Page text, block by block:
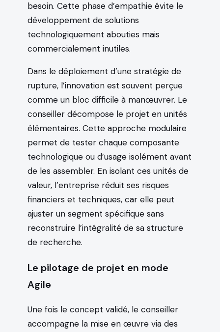
besoin. Cette phase d’empathie évite le
développement de solutions
technologiquement abouties mais
commercialement inutiles.
Dans le déploiement d’une stratégie de
rupture, l’innovation est souvent perçue
comme un bloc difficile à manœuvrer. Le
conseiller décompose le projet en unités
élémentaires. Cette approche modulaire
permet de tester chaque composante
technologique ou d’usage isolément avant
de les assembler. En isolant ces unités de
valeur, l’entreprise réduit ses risques
financiers et techniques, car elle peut
ajuster un segment spécifique sans
reconstruire l’intégralité de sa structure
de recherche.
Le pilotage de projet en mode
Agile
Une fois le concept validé, le conseiller
accompagne la mise en œuvre via des